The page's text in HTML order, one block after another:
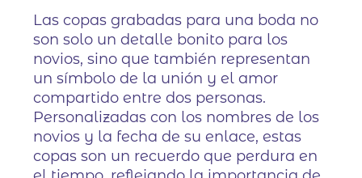
Las copas grabadas para una boda no
son solo un detalle bonito para los
novios, sino que también representan
un símbolo de la unión y el amor
compartido entre dos personas.
Personalizadas con los nombres de los
novios y la fecha de su enlace, estas
copas son un recuerdo que perdura en